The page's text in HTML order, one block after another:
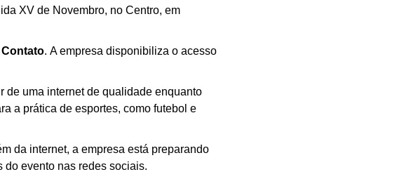
XV de Novembro, no Centro, em
Contato. A empresa disponibiliza o acesso
de uma internet de qualidade enquanto
a prática de esportes, como futebol e
da internet, a empresa está preparando
do evento nas redes sociais.